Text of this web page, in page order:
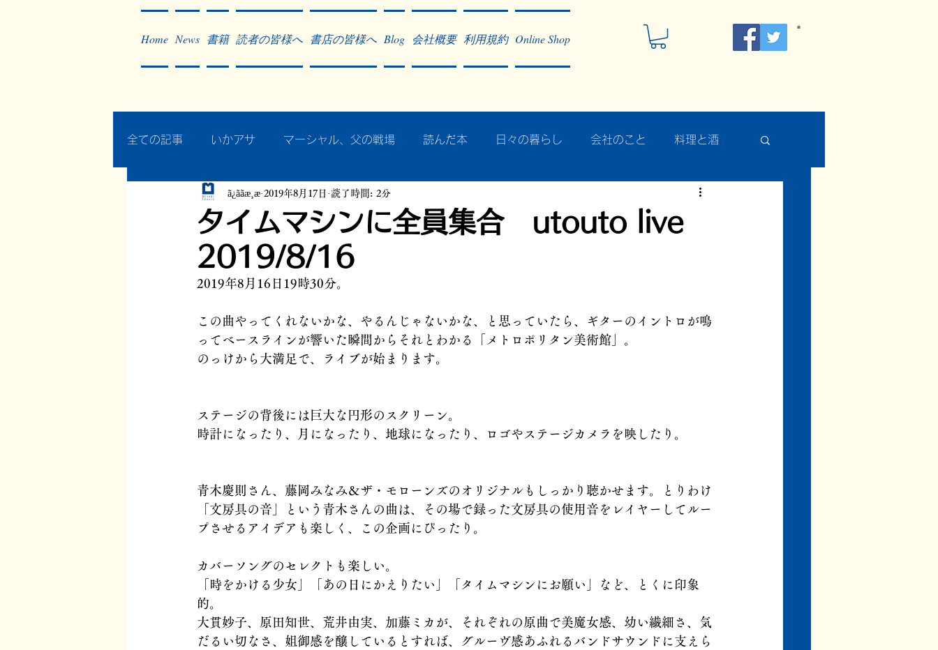
Home News 書籍 読者の皆様へ 書店の皆様へ Blog 会社概要 利用規約 Online Shop
全ての記事 いかアサ マーシャル、父の戦場 読んだ本 日々の暮らし 会社のこと 料理と酒
秘蔵写真200枚でたどるアジア・太平洋戦争
作った本・作っている本 記事掲載・広告
タイムマシンに全員集合 utouto live
2019/8/16
ã¿ããæ¸æ 2019年8月17日 読了時間: 2分
2019年8月16日19時30分。
この曲やってくれないかな、やるんじゃないかな、と思っていたら、ギターのイントロが鳴
ってベースラインが響いた瞬間からそれとわかる「メトロポリタン美術館」。
のっけから大満足で、ライブが始まります。
ステージの背後には巨大な円形のスクリーン。
時計になったり、月になったり、地球になったり、ロゴやステージカメラを映したり。
青木慶則さん、藤岡みなみ＆ザ・モローンズのオリジナルもしっかり聴かせます。とりわけ
「文房具の音」という青木さんの曲は、その場で録った文房具の使用音をレイヤーしてルー
プさせるアイデアも楽しく、この企画にぴったり。
カバーソングのセレクトも楽しい。
「時をかける少女」「あの日にかえりたい」「タイムマシンにお願い」など、とくに印象
的。
大貫妙子、原田知世、荒井由実、加藤ミカが、それぞれの原曲で美魔女感、幼い繊細さ、気
だるい切なさ、姐御感を醸しているとすれば、グルーヴ感あふれるバンドサウンドに支えら